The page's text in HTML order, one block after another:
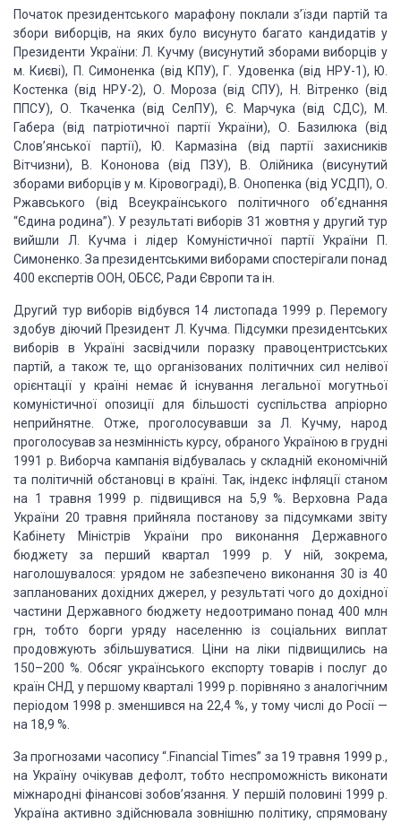
Початок президентського марафону поклали з’їзди партій та
збори виборців, на яких було висунуто багато кандидатів у
Президенти України: Л. Кучму (висунутий зборами виборців у
м. Києві), П. Симоненка (від КПУ), Г. Удовенка (від НРУ-1), Ю.
Костенка (від НРУ-2), О. Мороза (від СПУ), Н. Вітренко (від
ППСУ), О. Ткаченка (від СелПУ), Є. Марчука (від СДС), М.
Габера (від патріотичної партії України), О. Базилюка (від
Слов’янської партії), Ю. Кармазіна (від партії захисників
Вітчизни), В. Кононова (від ПЗУ), В. Олійника (висунутий
зборами виборців у м. Кіровограді), В. Онопенка (від УСДП), О.
Ржавського (від Всеукраїнського політичного об’єднання
“Єдина родина”). У результаті виборів 31 жовтня у другий тур
вийшли Л. Кучма і лідер Комуністичноїпартії України П.
Симоненко. За президентськими виборами спостерігали понад
400 експертів ООН, ОБСЄ, Ради Європи та ін.
Другий тур виборів відбувся 14 листопада 1999 р. Перемогу
здобув діючий Президент Л. Кучма. Підсумки президентських
виборів в Україні засвідчили поразку правоцентристських
партій, а також те, що організованих політичних сил нелівої
орієнтації у країні немає й існування легальної могутньої
комуністичної опозиції для більшості суспільства апріорно
неприйнятне. Отже, проголосувавши за Л. Кучму, народ
проголосував за незмінність курсу, обраного Україною в грудні
1991 р. Виборча кампанія відбувалась у складній економічній
та політичній обстановці в країні. Так, індекс інфляції станом
на 1
травня 1999 р. підвищився на 5,9 %. Верховна Рада
України 20 травня прийняла постановуза підсумками звіту
Кабінету Міністрів України про виконання Державного
бюджету за перший квартал 1999 р. У ній, зокрема,
наголошувалося: урядом не забезпечено виконання 30 із 40
запланованих дохідних джерел, у результаті чого до дохідної
частини Державного бюджету недоотримано понад 400 млн
грн, тобто борги уряду населенню із соціальних виплат
продовжують збільшуватися. Ціни на ліки підвищились на
150–200 %. Обсяг українського експорту товарів і послуг до
країн СНД у першому кварталі 1999 р. порівняно з аналогічним
періодом 1998 р. зменшився на 22,4 %, у тому числі до Росії —
на 18,9 %.
За прогнозами часопису “.Financial Times” за 19 травня 1999 р.,
на Україну очікував дефолт, тобто неспроможність виконати
міжнародні фінансові зобов’язання. У першій половині 1999 р.
Україна активно здійснювала зовнішню політику, спрямовану